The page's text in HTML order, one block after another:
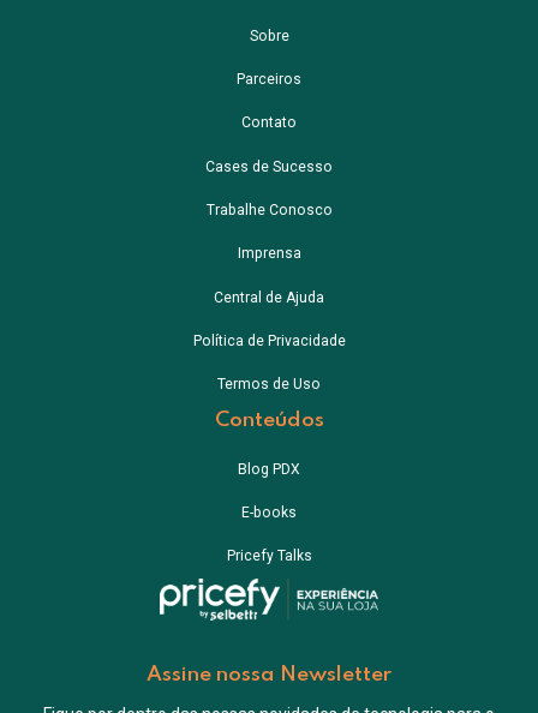
Sobre
Parceiros
Contato
Cases de Sucesso
Trabalhe Conosco
Imprensa
Central de Ajuda
Política de Privacidade
Termos de Uso
Conteúdos
Blog PDX
E-books
Pricefy Talks
Assine nossa Newsletter